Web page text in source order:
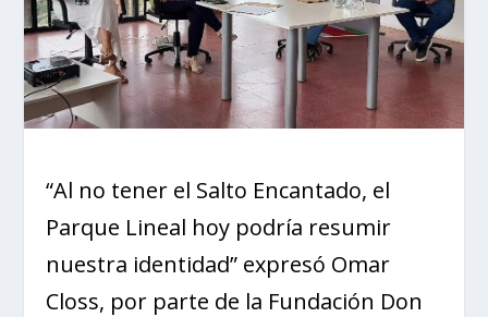
“Al no tener el Salto Encantado, el
Parque Lineal hoy podría resumir
nuestra identidad” expresó Omar
Closs, por parte de la Fundación Don